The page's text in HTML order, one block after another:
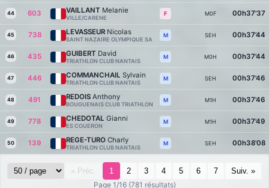
44 603 VAILLANT Melanie
VILLE/CARENE
F M0F 00h37'37
45 738 LEVASSEUR Nicolas
SAINT NAZAIRE OLYMPIQUE SA
M SEH 00h37'44
46 435 GUIBERT David
TRIATHLON CLUB NANTAIS
M M0H 00h37'44
47 446 COMMANCHAIL Sylvain
TRIATHLON CLUB NANTAIS
M SEH 00h37'46
48 491 REDOIS Anthony
BOUGUENAIS CLUB TRIATHLON
M M1H 00h37'46
49 778 CHEDOTAL Gianni
ES COUERON
M M1H 00h37'49
50 139 REGE-TURO Charly
TRIATHLON CLUB NANTAIS
M SEH 00h38'08
« Préc. 1 2 3 4 5 6 7
Suiv. »
Page 1/16 (781 résultats)